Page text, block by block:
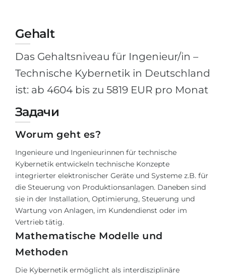
Gehalt
Das Gehaltsniveau für Ingenieur/in –
Technische Kybernetik in Deutschland
ist: ab 4604 bis zu 5819 EUR pro Monat
Задачи
Worum geht es?
Ingenieure und Ingenieurinnen für technische
Kybernetik entwickeln technische Konzepte
integrierter elektronischer Geräte und Systeme z.B. für
die Steuerung von Produktionsanlagen. Daneben sind
sie in der Installation, Optimierung, Steuerung und
Wartung von Anlagen, im Kundendienst oder im
Vertrieb tätig.
Mathematische Modelle und
Methoden
Die Kybernetik ermöglicht als interdisziplinäre